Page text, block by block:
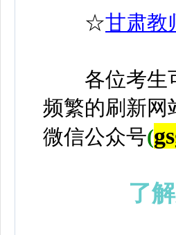
☆甘肃教
各位考生
频繁的刷新网
微信公众号(
了